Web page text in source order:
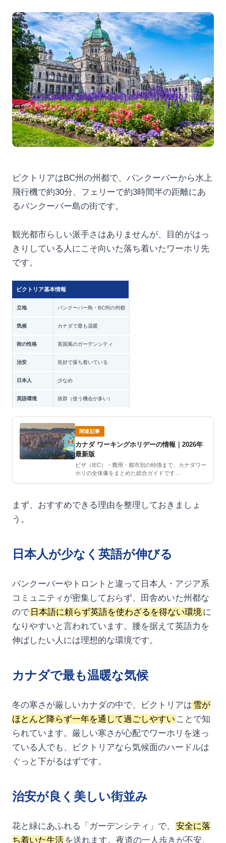
ビクトリアはBC州の州都で、バンクーバーから水上
飛行機で約30分、フェリーで約3時間半の距離にあ
るバンクーバー島の街です。
観光都市らしい派手さはありませんが、目的がはっ
きりしている人にこそ向いた落ち着いたワーホリ先
です。
ビクトリア基本情報
立地 バンクーバー島・BC州の州都
気候 カナダで最も温暖
街の性格 英国風のガーデンシティ
治安 良好で落ち着いている
日本人 少なめ
英語環境 抜群（使う機会が多い）
関連記事
カナダ ワーキングホリデーの情報｜2026年
最新版
ビザ（IEC）・費用・都市別の特徴まで、カナダワー
ホリの全体像をまとめた総合ガイドです…
まず、おすすめできる理由を整理しておきましょ
う。
日本人が少なく英語が伸びる
バンクーバーやトロントと違って日本人・アジア系
コミュニティが密集しておらず、田舎めいた州都な
ので 日本語に頼らず英語を使わざるを得ない環境に
なりやすいと言われています。腰を据えて英語力を
伸ばしたい人には理想的な環境です。
カナダで最も温暖な気候
冬の寒さが厳しいカナダの中で、ビクトリアは 雪が
ほとんど降らず一年を通して過ごしやすい ことで知
られています。厳しい寒さが心配でワーホリを迷っ
ている人でも、ビクトリアなら気候面のハードルは
ぐっと下がるはずです。
治安が良く美しい街並み
花と緑にあふれる「ガーデンシティ」で、
安全に落
ち着いた生活 を送れます。夜道の一人歩きが不安、